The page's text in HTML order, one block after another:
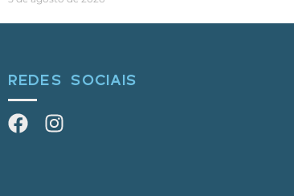
REDES SOCIAIS